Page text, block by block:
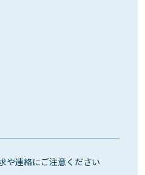
や連絡にご注意ください